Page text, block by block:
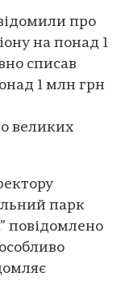
про
на понад 1
списав
1 млн грн
великих
парк
повідомлено